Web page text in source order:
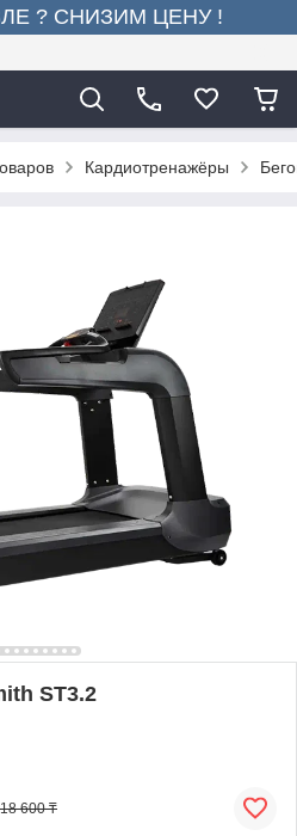
? СНИЗИМ ЦЕНУ !
Кардиотренажёры
ST3.2
600 ₸